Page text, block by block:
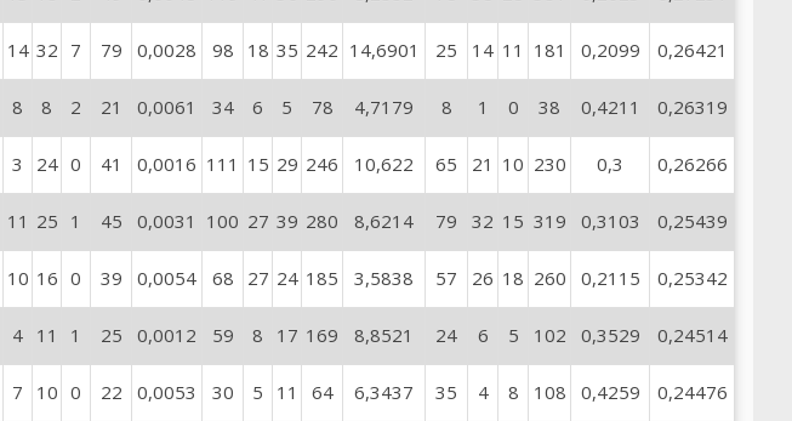
14 32 7 79 0,0028 98 18 35 242 14,6901 25 14 11 181 0,2099 0,26421
8 8 2 21 0,0061 34 6 5 78 4,7179 8 1 0 38 0,4211 0,26319
3 24 0 41 0,0016 111 15 29 246 10,622 65 21 10 230 0,3 0,26266
11 25 1 45 0,0031 100 27 39 280 8,6214 79 32 15 319 0,3103 0,25439
10 16 0 39 0,0054 68 27 24 185 3,5838 57 26 18 260 0,2115 0,25342
4 11 1 25 0,0012 59 8 17 169 8,8521 24 6 5 102 0,3529 0,24514
7 10 0 22 0,0053 30 5 11 64 6,3437 35 4 8 108 0,4259 0,24476